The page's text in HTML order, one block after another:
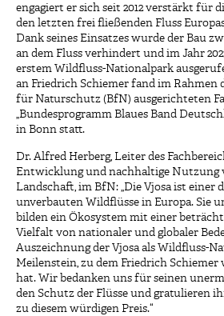
engagiert er sich seit 2012 verstärkt für
den letzten frei fließenden Fluss
Dank seines Einsatzes wurde der Bau
an dem Fluss verhindert und im Jahr
erstem Wildfluss-Nationalpark
an Friedrich Schiemer fand im Rahmen
für Naturschutz (BfN) ausgerichteten
„Bundesprogramm Blaues Band
in Bonn statt.
Dr. Alfred Herberg, Leiter des
Entwicklung und nachhaltige Nutzung
Landschaft, im BfN: „Die Vjosa ist einer
unverbauten Wildflüsse in Europa. Sie
bilden ein Ökosystem mit einer
Vielfalt von nationaler und globaler
Auszeichnung der Vjosa als Wildfluss-
Meilenstein, zu dem Friedrich Schiemer
hat. Wir bedanken uns für seinen
den Schutz der Flüsse und gratulieren
zu diesem würdigen Preis.“